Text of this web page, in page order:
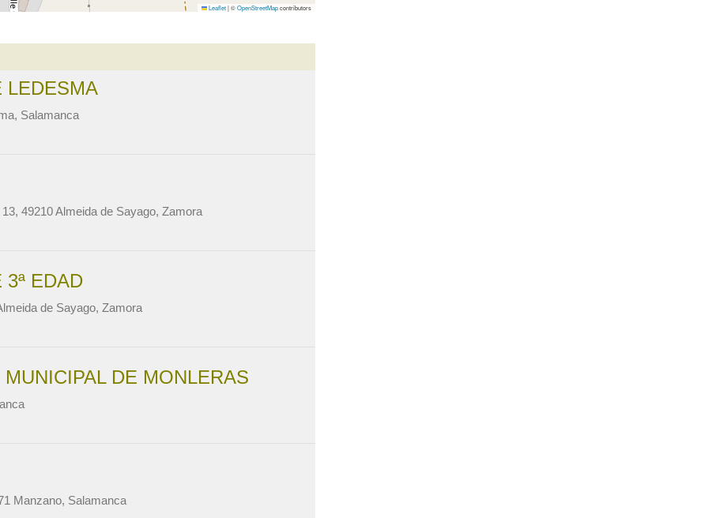
Leaflet|©OpenStreetMapcontributors
LEDESMA
Salamanca
49210 Almeida de Sayago, Zamora
3ª EDAD
de Sayago, Zamora
DE MONLERAS
Manzano, Salamanca